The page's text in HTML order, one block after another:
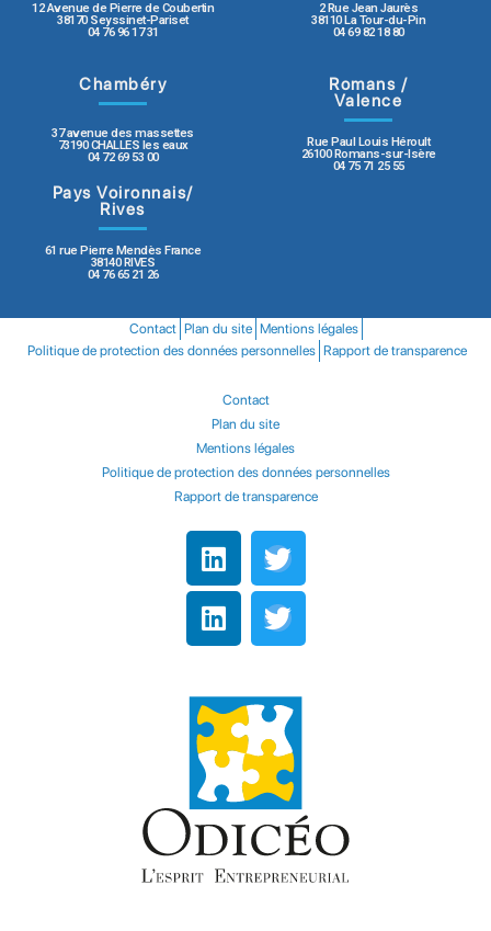
12 Avenue de Pierre de Coubertin
38170 Seyssinet-Pariset
04 76 96 17 31
2 Rue Jean Jaurès
38110 La Tour-du-Pin
04 69 82 18 80
Chambéry
37 avenue des massettes
73190 CHALLES les eaux
04 72 69 53 00
Romans /
Valence
Rue Paul Louis Héroult
26100 Romans-sur-Isère
04 75 71 25 55
Pays Voironnais/
Rives
61 rue Pierre Mendès France
38140 RIVES
04 76 65 21 26
Contact Plan du site Mentions légales
Politique de protection des données personnelles Rapport de transparence
Contact
Plan du site
Mentions légales
Politique de protection des données personnelles
Rapport de transparence